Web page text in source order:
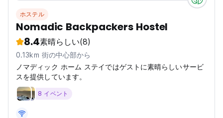
ホステル
Nomadic Backpackers Hostel
8.4素晴らしい(8)
0.13km 街の中心部から
ノマディック ホーム ステイではゲストに素晴らしいサービ
スを提供しています。
8 イベント